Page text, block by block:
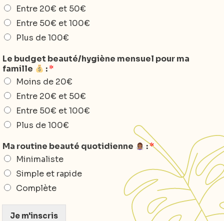
Entre 20€ et 50€
Entre 50€ et 100€
Plus de 100€
Le budget beauté/hygiène mensuel pour ma
famille
:*
Moins de 20€
Entre 20€ et 50€
Entre 50€ et 100€
Plus de 100€
Ma routine beauté quotidienne
:*
Minimaliste
Simple et rapide
Complète
Je m'inscris